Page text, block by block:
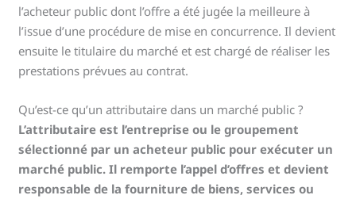
l’acheteur public dont l’offre a été jugée la meilleure à
l’issue d’une procédure de mise en concurrence. Il devient
ensuite le titulaire du marché et est chargé de réaliser les
prestations prévues au contrat.
Qu’est-ce qu’un attributaire dans un marché public ?
L’attributaire est l’entreprise ou le groupement
sélectionné par un acheteur public pour exécuter un
marché public. Il remporte l’appel d’offres et devient
responsable de la fourniture de biens, services ou